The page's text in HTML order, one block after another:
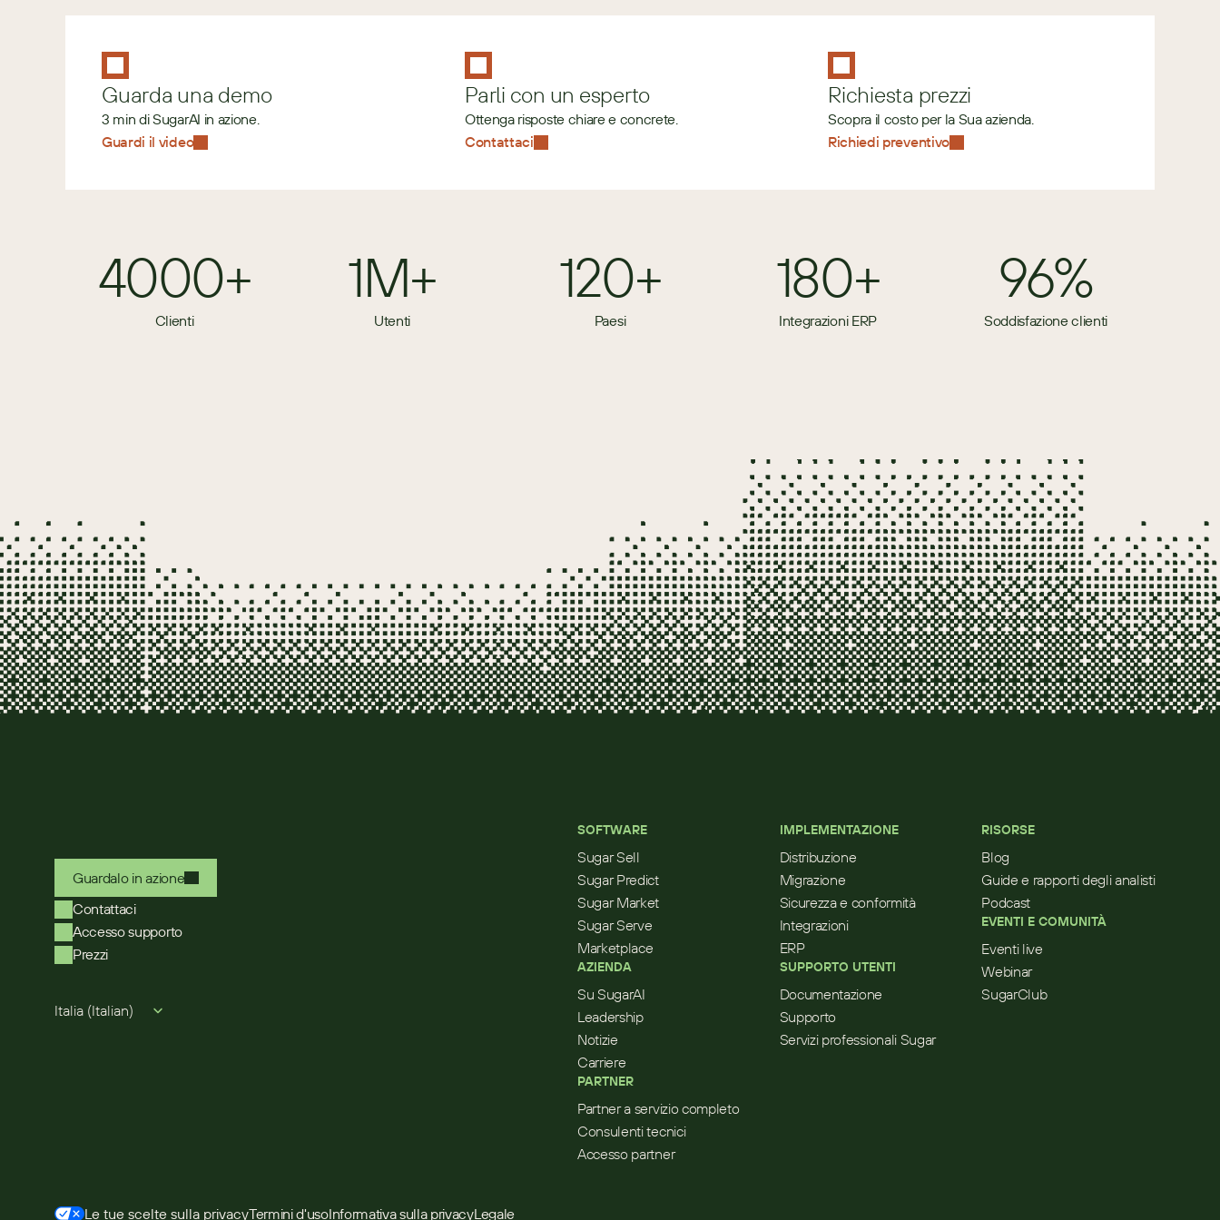
Guarda una demo
3 min di SugarAI in azione.
Guardi il video
Parli con un esperto
Ottenga risposte chiare e concrete.
Contattaci
Richiesta prezzi
Scopra il costo per la Sua azienda.
Richiedi preventivo
4000+
Clienti
1M+
Utenti
120+
Paesi
180+
Integrazioni ERP
96%
Soddisfazione clienti
Guardalo in azione
Contattaci
Accesso supporto
Prezzi
Italia (Italian)
SOFTWARE
Sugar Sell
Sugar Predict
Sugar Market
Sugar Serve
Marketplace
AZIENDA
Su SugarAI
Leadership
Notizie
Carriere
PARTNER
Partner a servizio completo
Consulenti tecnici
Accesso partner
IMPLEMENTAZIONE
Distribuzione
Migrazione
Sicurezza e conformità
Integrazioni
ERP
SUPPORTO UTENTI
Documentazione
Supporto
Servizi professionali Sugar
RISORSE
Blog
Guide e rapporti degli analisti
Podcast
EVENTI E COMUNITÀ
Eventi live
Webinar
SugarClub
Le tue scelte sulla privacyTermini d'usoInformativa sulla privacyLegale